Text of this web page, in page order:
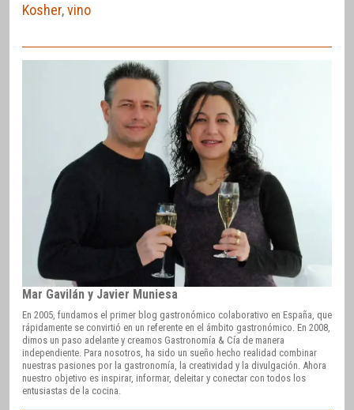
Kosher,vino
Mar Gavilán y Javier Muniesa
En 2005, fundamos el primer blog gastronómico colaborativo en España, que
rápidamente se convirtió en un referente en el ámbito gastronómico. En 2008,
dimos un paso adelante y creamos Gastronomía & Cía de manera
independiente. Para nosotros, ha sido un sueño hecho realidad combinar
nuestras pasiones por la gastronomía, la creatividad y la divulgación. Ahora
nuestro objetivo es inspirar, informar, deleitar y conectar con todos los
entusiastas de la cocina.